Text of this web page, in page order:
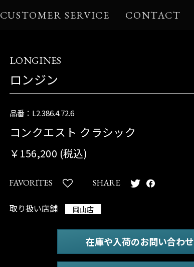
CUSTOMER SERVICE CONTACT
LONGINES
ロンジン
品番：L2.386.4.72.6
コンクエスト クラシック
￥156,200 (税込)
FAVORITES SHARE
取り扱い店舗 岡山店
在庫や入荷のお問い合わせ